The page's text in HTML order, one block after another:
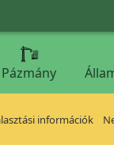
Pázmány
információk